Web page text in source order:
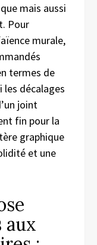
mais aussi
Pour
murale,
termes de
décalages
joint
fin pour la
graphique
et une
aux